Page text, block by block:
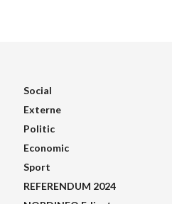
Social
Externe
Politic
Economic
Sport
REFERENDUM 2024